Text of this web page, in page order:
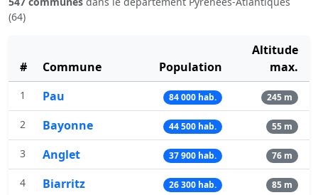
(64)
# Commune Population
Altitude
max.
1 Pau 84 000 hab. 245 m
2 Bayonne 44 500 hab. 55 m
3 Anglet 37 900 hab. 76 m
4 Biarritz 26 300 hab. 85 m